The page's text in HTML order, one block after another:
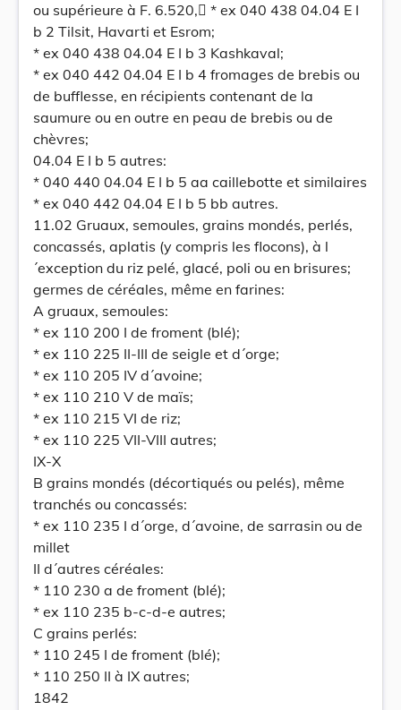
ou supérieure à F. 6.520, * ex 040 438 04.04 E I
b 2 Tilsit, Havarti et Esrom;
* ex 040 438 04.04 E I b 3 Kashkaval;
* ex 040 442 04.04 E I b 4 fromages de brebis ou
de bufflesse, en récipients contenant de la
saumure ou en outre en peau de brebis ou de
chèvres;
04.04 E I b 5 autres:
* 040 440 04.04 E I b 5 aa caillebotte et similaires
* ex 040 442 04.04 E I b 5 bb autres.
11.02 Gruaux, semoules, grains mondés, perlés,
concassés, aplatis (y compris les flocons), à l
´exception du riz pelé, glacé, poli ou en brisures;
germes de céréales, même en farines:
A gruaux, semoules:
* ex 110 200 I de froment (blé);
* ex 110 225 II-III de seigle et d´orge;
* ex 110 205 IV d´avoine;
* ex 110 210 V de maïs;
* ex 110 215 VI de riz;
* ex 110 225 VII-VIII autres;
IX-X
B grains mondés (décortiqués ou pelés), même
tranchés ou concassés:
* ex 110 235 I d´orge, d´avoine, de sarrasin ou de
millet
II d´autres céréales:
* 110 230 a de froment (blé);
* ex 110 235 b-c-d-e autres;
C grains perlés:
* 110 245 I de froment (blé);
* 110 250 II à IX autres;
1842